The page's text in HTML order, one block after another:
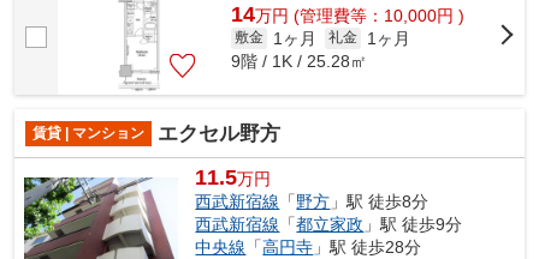
14万円 (管理費等：10,000円 )
敷金 1ヶ月 礼金
1ヶ月
9階 / 1K / 25.28㎡
賃貸 | マンション エクセル野方
11.5万円
西武新宿線 「野方 」駅 徒歩8分
西武新宿線 「都立家政 」駅 徒歩9分
中央線 「高円寺 」駅 徒歩28分